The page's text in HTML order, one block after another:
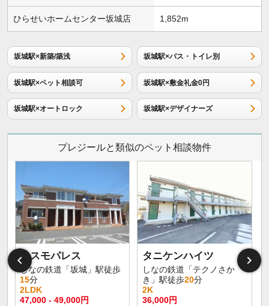
ひらせいホームセンター坂城店 1,852m
坂城駅×新築/築浅 坂城駅×バス・トイレ別
坂城駅×ペット相談可 坂城駅×敷金礼金0円
坂城駅×オートロック 坂城駅×デザイナーズ
プレジールと類似のペット相談物件
コスモパレス
しなの鉄道「坂城」駅徒歩
15分
2LDK
47,000 - 49,000円
タニケンハイツ
しなの鉄道「テクノさか
き」駅徒歩20分
2K
36,000円